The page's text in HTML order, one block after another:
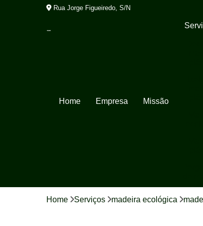
Rua Jorge Figueiredo, S/N
Home Empresa Missão
Home Serviços madeira ecológica